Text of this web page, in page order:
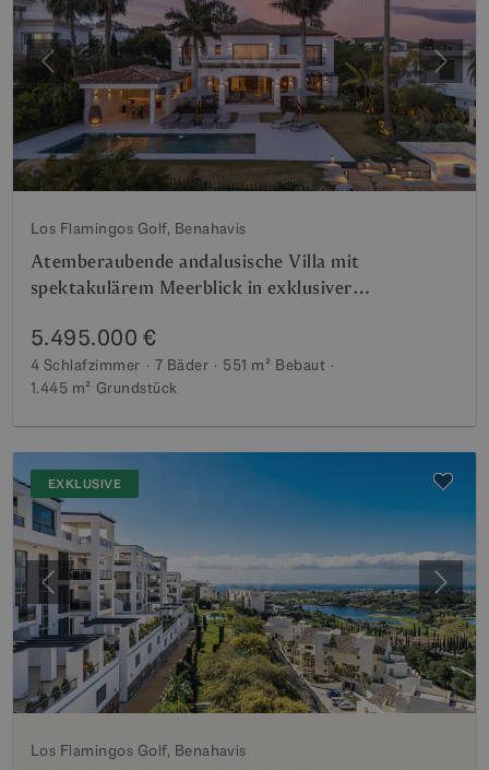
Vorherige
Los Flamingos Golf, Benahavis
Atemberaubende andalusische Villa mit
spektakulärem Meerblick in exklusiver
5.495.000 €
4 Schlafzimmer 7 Bäder 551 m² Bebaut
1.445 m² Grundstück
EXKLUSIVE
Vorherige
Los Flamingos Golf, Benahavis